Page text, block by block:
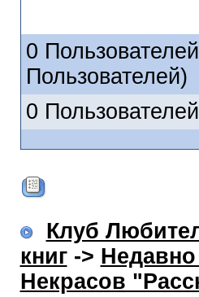
0
Пользователей)
0
Клуб
книг->
Некрасов